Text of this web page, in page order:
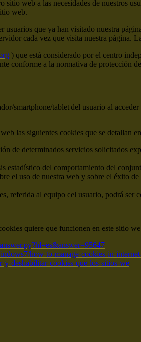
sitio web a las necesidades de nuestros
web.
que ya han visitado nuestra
cada vez que visita nuestra página.
) que está considerado por el centro
conforme a la normativa de protección
smartphone/tablet del usuario al
las siguientes cookies que se detallan
de determinados servicios solicitados
estadístico del comportamiento del
el uso de nuestra web y sobre el éxito
referida al equipo del usuario, podrá ser
quiere que funcionen en este sitio
how-to-manage-cookies-in-
y-deshabilitar-cookies-que-los-sitios-we